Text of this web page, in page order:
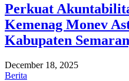
Perkuat
Kemenag Monev
Kabupaten
December 18, 2025
Berita